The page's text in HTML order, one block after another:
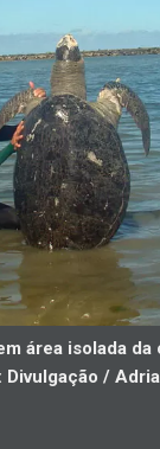
área isolada da
Divulgação /